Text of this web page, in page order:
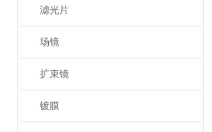
滤光片
场镜
扩束镜
镀膜